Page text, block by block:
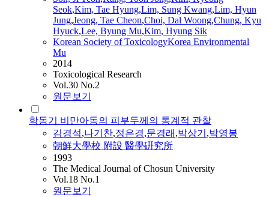
Seok,Kim, Tae Hyung,Lim, Sung Kwang,Lim, Hyun
Jung,Jeong, Tae Cheon,Choi, Dal Woong,Chung, Kyu
Hyuck,Lee, Byung Mu,Kim, Hyung Sik
Korean Society of ToxicologyKorea Environmental
Mu
2014
Toxicological Research
Vol.30 No.2
원문보기
학동기 비만아동의 피부두께의 통계적 관찰
김경석,나기찬,정은경,문경래 ,박상기 ,박영봉
朝鮮大學校 附設 醫學硏究所
1993
The Medical Journal of Chosun University
Vol.18 No.1
원문보기